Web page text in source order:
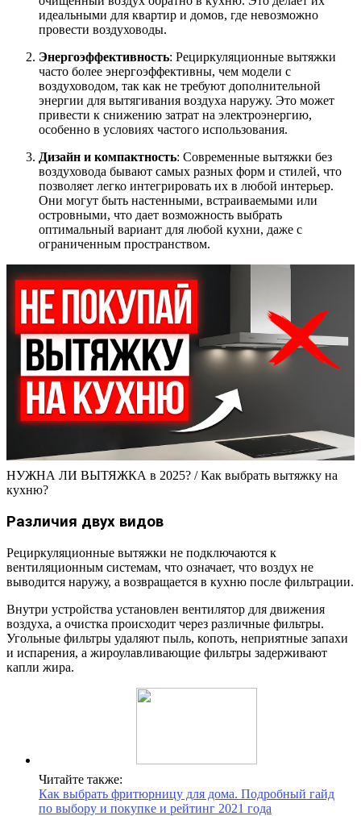
идеальными для квартир и домов, где невозможно
провести воздуховоды.
Энергоэффективность: Рециркуляционные вытяжки
часто более энергоэффективны, чем модели с
воздуховодом, так как не требуют дополнительной
энергии для вытягивания воздуха наружу. Это может
привести к снижению затрат на электроэнергию,
особенно в условиях частого использования.
Дизайн и компактность: Современные вытяжки без
воздуховода бывают самых разных форм и стилей, что
позволяет легко интегрировать их в любой интерьер.
Они могут быть настенными, встраиваемыми или
островными, что дает возможность выбрать
оптимальный вариант для любой кухни, даже с
ограниченным пространством.
НУЖНА ЛИ ВЫТЯЖКА в 2025? / Как выбрать вытяжку на
кухню?
Различия двух видов
Рециркуляционные вытяжки не подключаются к
вентиляционным системам, что означает, что воздух не
выводится наружу, а возвращается в кухню после фильтрации.
Внутри устройства установлен вентилятор для движения
воздуха, а очистка происходит через различные фильтры.
Угольные фильтры удаляют пыль, копоть, неприятные запахи
и испарения, а жироулавливающие фильтры задерживают
капли жира.
Читайте также:
Как выбрать фритюрницу для дома. Подробный гайд
по выбору и покупке и рейтинг 2021 года